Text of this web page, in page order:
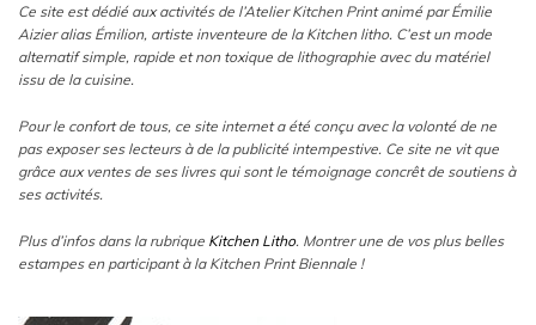
Ce site est dédié aux activités de l’Atelier Kitchen Print animé par Émilie
Aizier alias Émilion, artiste inventeure de la Kitchen litho. C’est un mode
alternatif simple, rapide et non toxique de lithographie avec du matériel
issu de la cuisine.
Pour le confort de tous, ce site internet a été conçu avec la volonté de ne
pas exposer ses lecteurs à de la publicité intempestive. Ce site ne vit que
grâce aux ventes de ses livres qui sont le témoignage concrêt de soutiens à
ses activités.
Plus d’infos dans la rubrique Kitchen Litho. Montrer une de vos plus belles
estampes en participant à la Kitchen Print Biennale !